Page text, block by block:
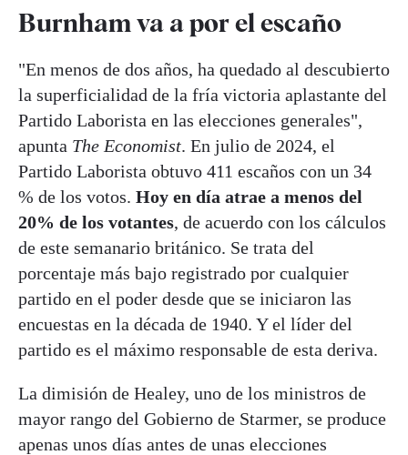
Burnham va a por el escaño
"En menos de dos años, ha quedado al descubierto
la superficialidad de la fría victoria aplastante del
Partido Laborista en las elecciones generales",
apunta The Economist. En julio de 2024, el
Partido Laborista obtuvo 411 escaños con un 34
% de los votos. Hoy en día atrae a menos del
20% de los votantes, de acuerdo con los cálculos
de este semanario británico. Se trata del
porcentaje más bajo registrado por cualquier
partido en el poder desde que se iniciaron las
encuestas en la década de 1940. Y el líder del
partido es el máximo responsable de esta deriva.
La dimisión de Healey, uno de los ministros de
mayor rango del Gobierno de Starmer, se produce
apenas unos días antes de unas elecciones